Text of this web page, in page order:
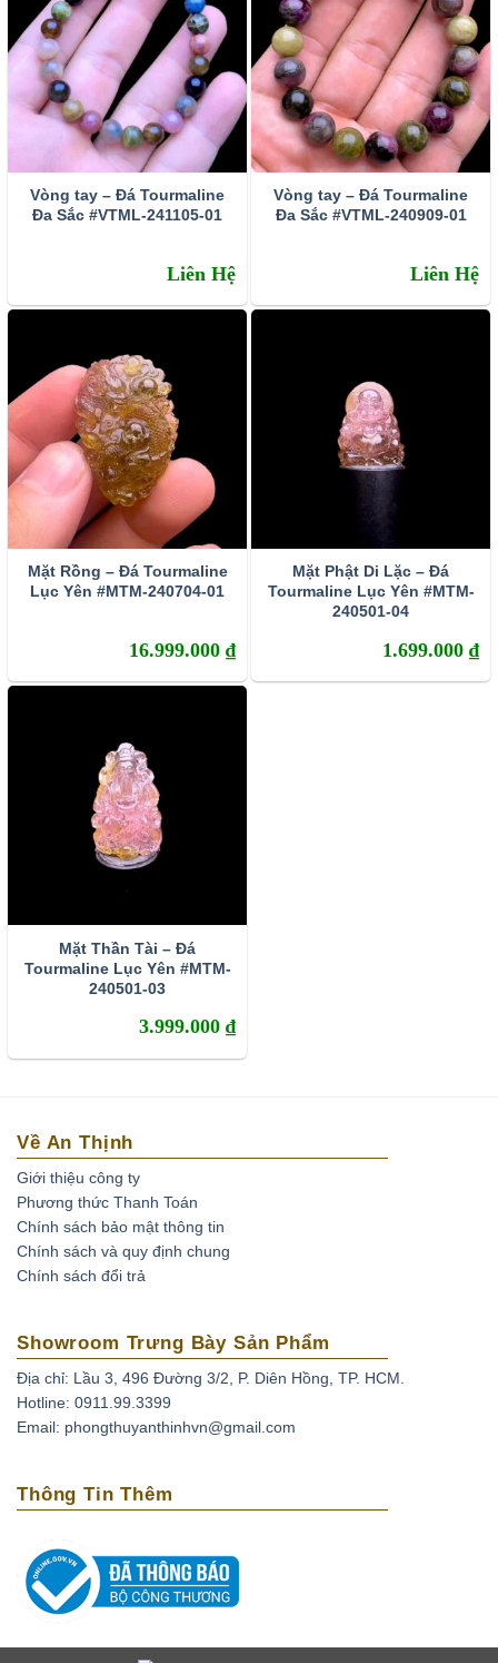
Vòng tay – Đá Tourmaline
Đa Sắc #VTML-241105-01
Liên Hệ
Vòng tay – Đá Tourmaline
Đa Sắc #VTML-240909-01
Liên Hệ
Mặt Rồng – Đá Tourmaline
Lục Yên #MTM-240704-01
16.999.000 ₫
Mặt Phật Di Lặc – Đá
Tourmaline Lục Yên #MTM-
240501-04
1.699.000 ₫
Mặt Thần Tài – Đá
Tourmaline Lục Yên #MTM-
240501-03
3.999.000 ₫
Về An Thịnh
Giới thiệu công ty
Phương thức Thanh Toán
Chính sách bảo mật thông tin
Chính sách và quy định chung
Chính sách đổi trả
Showroom Trưng Bày Sản Phẩm
Địa chỉ: Lầu 3, 496 Đường 3/2, P. Diên Hồng, TP. HCM.
Hotline: 0911.99.3399
Email: phongthuyanthinhvn@gmail.com
Thông Tin Thêm